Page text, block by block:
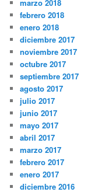
marzo 2018
febrero 2018
enero 2018
diciembre 2017
noviembre 2017
octubre 2017
septiembre 2017
agosto 2017
julio 2017
junio 2017
mayo 2017
abril 2017
marzo 2017
febrero 2017
enero 2017
diciembre 2016